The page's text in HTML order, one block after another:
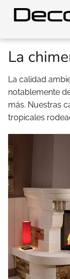
La
La calidad
notablemente
más. Nuestras
tropicales